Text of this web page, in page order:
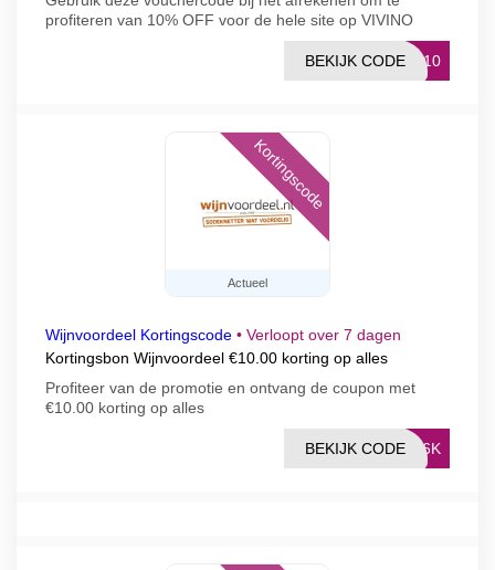
profiteren van 10% OFF voor de hele site op VIVINO
ER10
BEKIJK CODE
Actueel
Kortingscode
Wijnvoordeel Kortingscode • Verloopt over 7 dagen
Kortingsbon Wijnvoordeel €10.00 korting op alles
Profiteer van de promotie en ontvang de coupon met
€10.00 korting op alles
WC6K
BEKIJK CODE